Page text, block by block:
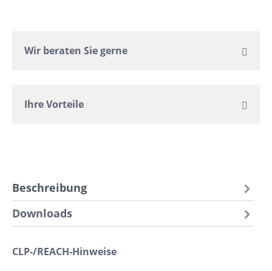
Wir beraten Sie gerne
Ihre Vorteile
Beschreibung
Downloads
CLP-/REACH-Hinweise